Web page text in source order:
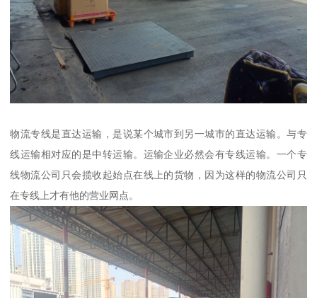
物流专线是直达运输，是说某个城市到另一城市的直达运输。与专
线运输相对应的是中转运输。运输企业必然会有专线运输。一个专
线物流公司只会揽收起始点在线上的货物，因为这样的物流公司只
在专线上才有他的营业网点。